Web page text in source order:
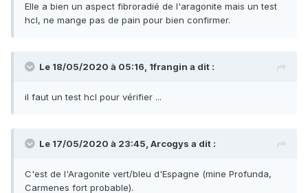
Elle a bien un aspect fibroradié de l'aragonite mais un test
hcl, ne mange pas de pain pour bien confirmer.
Le 18/05/2020 à 05:16, 1frangin a dit :
il faut un test hcl pour vérifier ...
Le 17/05/2020 à 23:45, Arcogys a dit :
C'est de l'Aragonite vert/bleu d'Espagne (mine Profunda,
Carmenes fort probable).